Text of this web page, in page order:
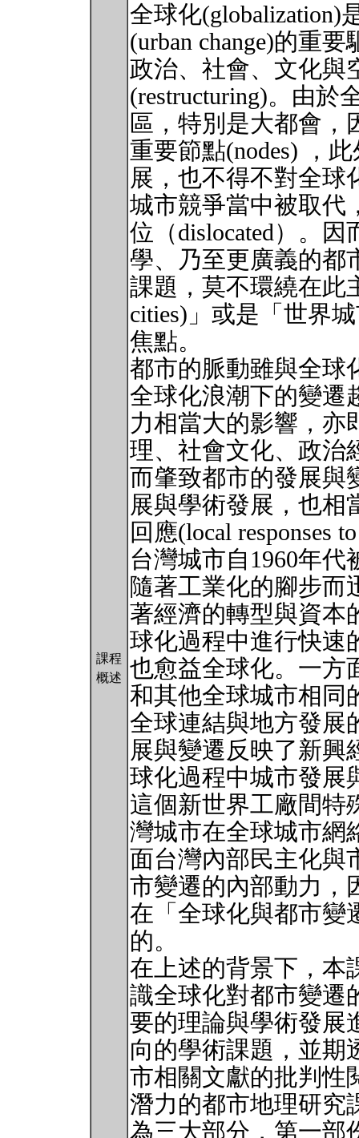
課程
概述
全球化(globalization)
(urban change)的重
政治、社會、文化與
(restructuring)。由於
區，特別是大都會
重要節點(nodes) ，
展，也不得不對全球
城市競爭當中被取代
位（dislocated）。
學、乃至更廣義的都
課題，莫不環繞在此
cities)」或是「世界
焦點。
都市的脈動雖與全球
全球化浪潮下的變遷
力相當大的影響，亦
理、社會文化、政治
而肇致都市的發展與
展與學術發展，也相
回應(local responses
台灣城市自1960年
隨著工業化的腳步而
著經濟的轉型與資本
球化過程中進行快速
也愈益全球化。一方
和其他全球城市相同
全球連結與地方發展
展與變遷反映了新興
球化過程中城市發展
這個新世界工廠間特
灣城市在全球城市網
面台灣內部民主化與
市變遷的內部動力，
在「全球化與都市變
的。
在上述的背景下，本
識全球化對都市變遷
要的理論與學術發展
向的學術課題，並期
市相關文獻的批判性
潛力的都市地理研究
為三大部分，第一部